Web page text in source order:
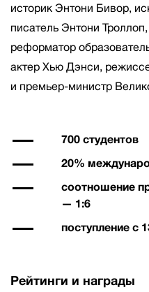
историк Энтони Бивор,
писатель Энтони
реформатор
актер Хью Дэнси,
и премьер-министр
700 студентов
20%
соотношение
— 1:6
поступление с
Рейтинги и награды